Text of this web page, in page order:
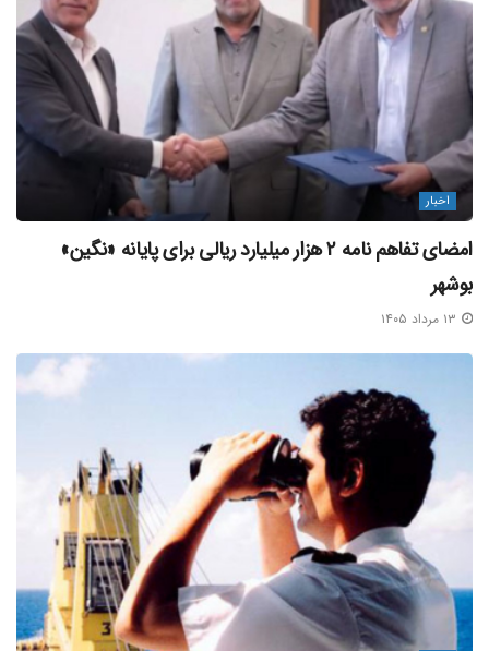
اخبار
امضای تفاهم‌ نامه ۲ هزار میلیارد ریالی برای پایانه «نگین»
بوشهر